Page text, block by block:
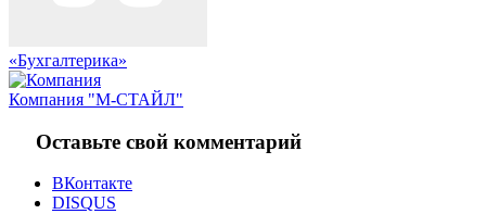
«Бухгалтерика»
Компания "М-СТАЙЛ"
Оставьте свой комментарий
ВКонтакте
DISQUS